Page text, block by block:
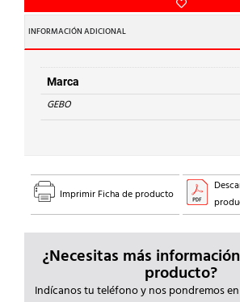
3/4"
ACERO
cantidad
INFORMACIÓN ADICIONAL
Marca
GEBO
Imprimir Ficha de producto
¿Necesitas más
producto?
Indícanos tu teléfono y nos pondremos